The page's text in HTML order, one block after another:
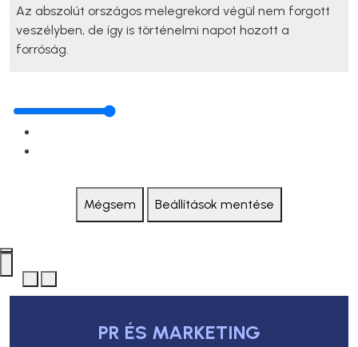
Az abszolút országos melegrekord végül nem forgott
veszélyben, de így is történelmi napot hozott a
forróság.
Mégsem Beállítások mentése
PR ÉS MARKETING